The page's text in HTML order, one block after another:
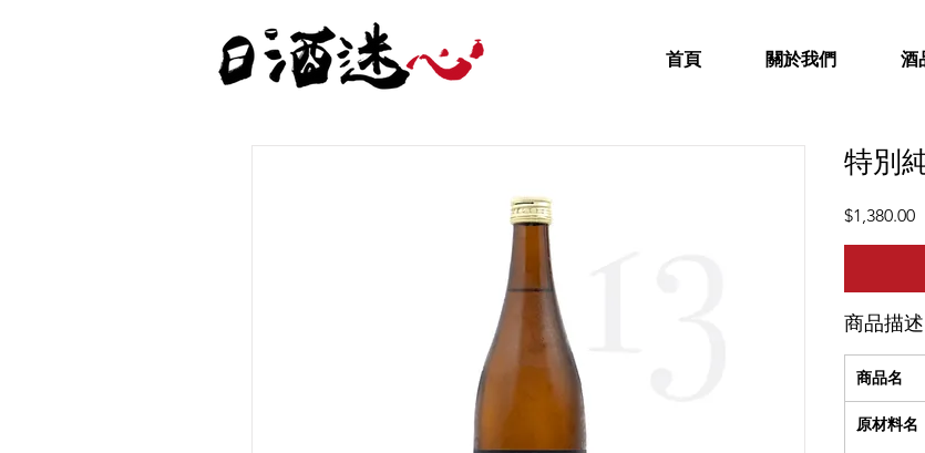
首頁 關於我們 酒
特別
$1,380.00價
商品描述
商品名
原材料名